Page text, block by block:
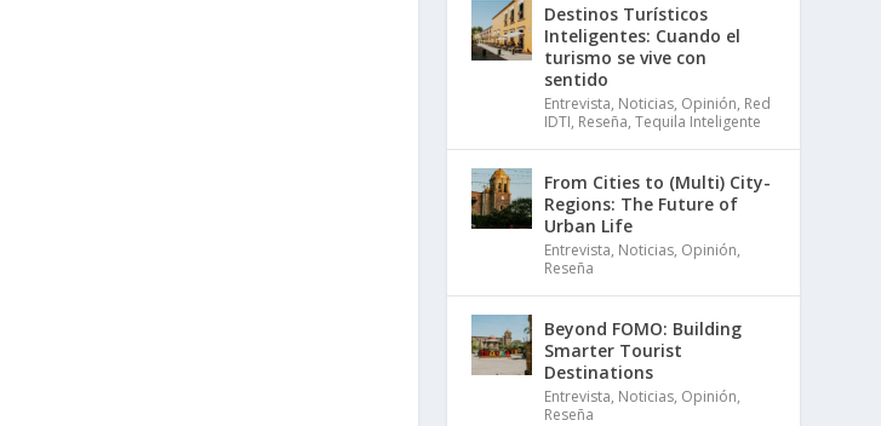
Destinos Turísticos
Inteligentes: Cuando el
turismo se vive con
sentido
Entrevista, Noticias, Opinión, Red
IDTI, Reseña,Tequila Inteligente
From Cities to (Multi) City-
Regions: The Future of
Urban Life
Entrevista, Noticias, Opinión,
Reseña
Beyond FOMO: Building
Smarter Tourist
Destinations
Entrevista, Noticias, Opinión,
Reseña